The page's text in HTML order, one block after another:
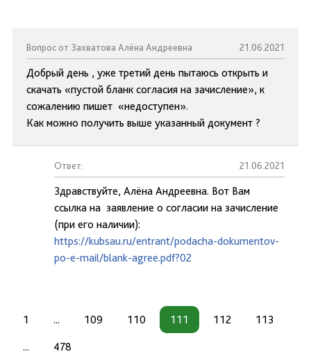
Вопрос от Захватова Алёна Андреевна 21.06.2021
Добрый день , уже третий день пытаюсь открыть и
скачать «пустой бланк согласия на зачисление», к
сожалению пишет «недоступен».
Как можно получить выше указанный документ ?
Ответ: 21.06.2021
Здравствуйте, Алёна Андреевна. Вот Вам
ссылка на заявление о согласии на зачисление
(при его наличии):
https://kubsau.ru/entrant/podacha-dokumentov-
po-e-mail/blank-agree.pdf?02
1 ... 109 110 111 112 113
... 478